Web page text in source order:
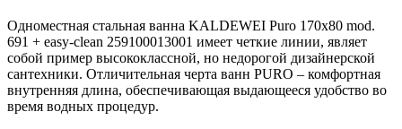
Одноместная стальная ванна KALDEWEI Puro 170x80 mod.
691 + easy-clean 259100013001 имеет четкие линии, являет
собой пример высококлассной, но недорогой дизайнерской
сантехники. Отличительная черта ванн PURO – комфортная
внутренняя длина, обеспечивающая выдающееся удобство во
время водных процедур.